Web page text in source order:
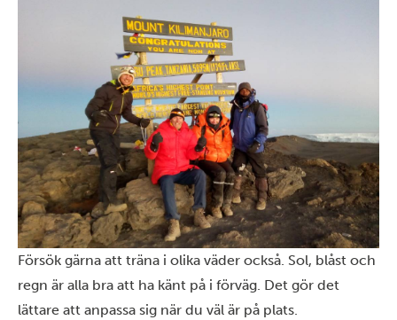
Försök gärna att träna i olika väder också. Sol, blåst och
regn är alla bra att ha känt på i förväg. Det gör det
lättare att anpassa sig när du väl är på plats.